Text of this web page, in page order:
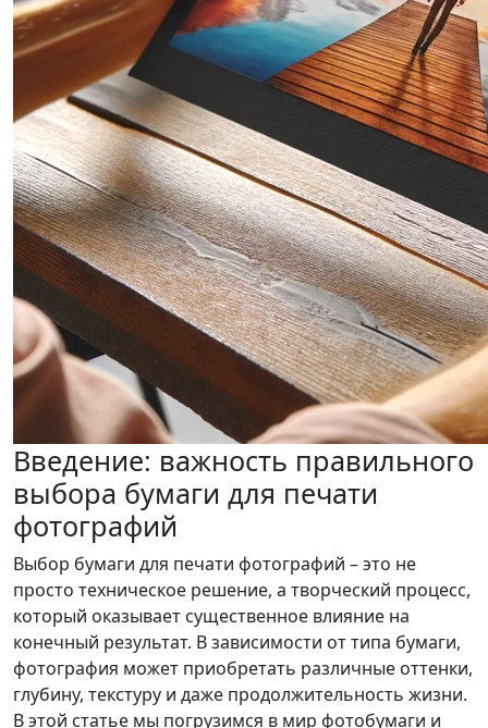
Введение: важность правильного
выбора бумаги для печати
фотографий
Выбор бумаги для печати фотографий – это не
просто техническое решение, а творческий процесс,
который оказывает существенное влияние на
конечный результат. В зависимости от типа бумаги,
фотография может приобретать различные оттенки,
глубину, текстуру и даже продолжительность жизни.
В этой статье мы погрузимся в мир фотобумаги и